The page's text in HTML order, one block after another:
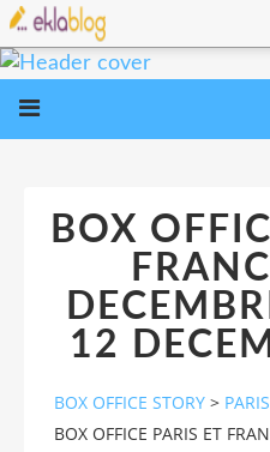
BOX
12
BOX OFFICE STORY >
BOX OFFICE PARIS ET